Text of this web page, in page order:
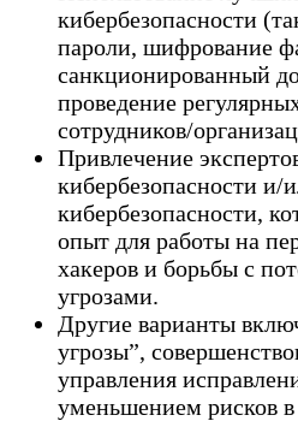
кибербезопасности
пароли, шифрование
санкционированный
проведение
сотрудников/
Привлечение
кибербезопасности и/
кибербезопасности,
опыт для работы на
хакеров и борьбы с
угрозами.
Другие варианты
угрозы”,
управления
уменьшением рисков в